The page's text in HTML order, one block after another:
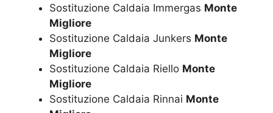
Sostituzione Caldaia Immergas Monte
Migliore
Sostituzione Caldaia Junkers Monte
Migliore
Sostituzione Caldaia Riello Monte
Migliore
Sostituzione Caldaia Rinnai Monte